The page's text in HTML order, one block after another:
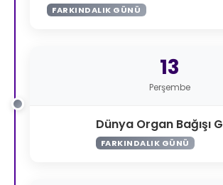
FARKINDALIK GÜNÜ
13
Perşembe
Dünya Organ Bağışı
FARKINDALIK GÜNÜ